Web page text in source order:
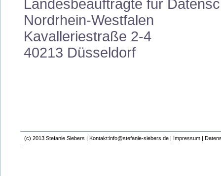
Landesbeauftragte für
Nordrhein-Westfalen
Kavalleriestraße 2-4
40213 Düsseldorf
(c) 2013 Stefanie Siebers | Kontakt:info@stefanie-siebers.de Impressum